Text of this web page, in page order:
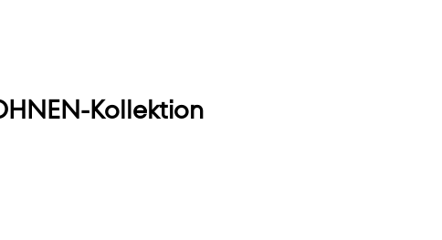
Kollektion